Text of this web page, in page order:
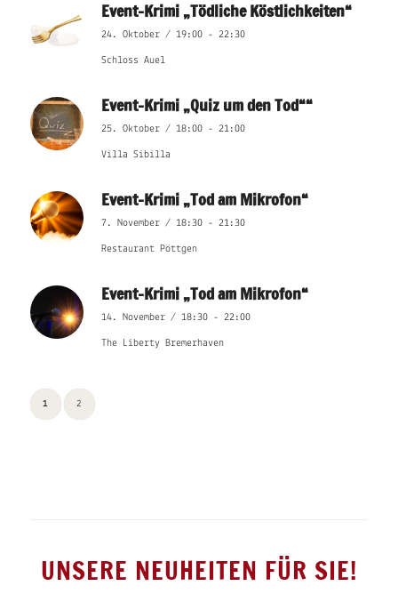
Event-Krimi „Tödliche Köstlichkeiten“
24. Oktober / 19:00- 22:30
Schloss Auel
Event-Krimi „Quiz um den Tod““
25. Oktober / 18:00- 21:00
Villa Sibilla
Event-Krimi „Tod am Mikrofon“
7. November / 18:30- 21:30
Restaurant Pöttgen
Event-Krimi „Tod am Mikrofon“
14. November / 18:30- 22:00
The Liberty Bremerhaven
1 2
UNSERE NEUHEITEN FÜR SIE!